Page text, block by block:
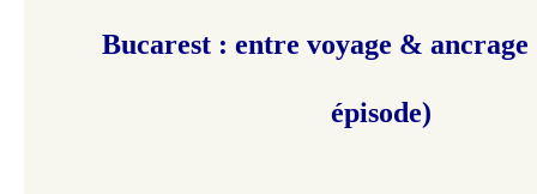
Bucarest : entre voyage &
épisode)